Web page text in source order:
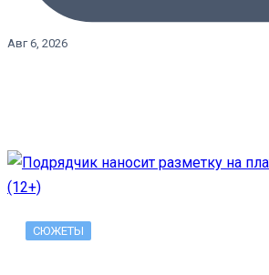
Авг 6, 2026
СЮЖЕТЫ